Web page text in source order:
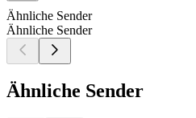
Ähnliche Sender
Ähnliche Sender
Ähnliche Sender